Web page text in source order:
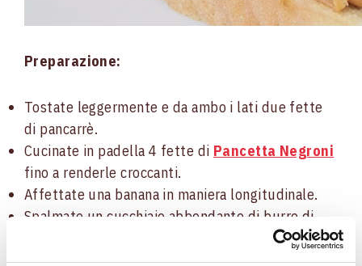
Preparazione:
Tostate leggermente e da ambo i lati due fette
di pancarrè.
Cucinate in padella 4 fette di Pancetta Negroni
fino a renderle croccanti.
Affettate una banana in maniera longitudinale.
Spalmate un cucchiaio abbondante di burro di
arachidi su una fetta di pane in cassetta e
cominciate a comporre il vostro panino.